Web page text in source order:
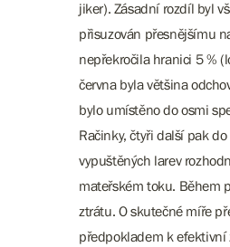
jiker). Zásadní rozdíl byl
přisuzován přesnějšímu
nepřekročila hranici 5 %
června byla většina
bylo umístěno do osmi
Račinky, čtyři další pak
vypuštěných larev
mateřském toku. Během
ztrátu. O skutečné míře
předpokladem k efektivní